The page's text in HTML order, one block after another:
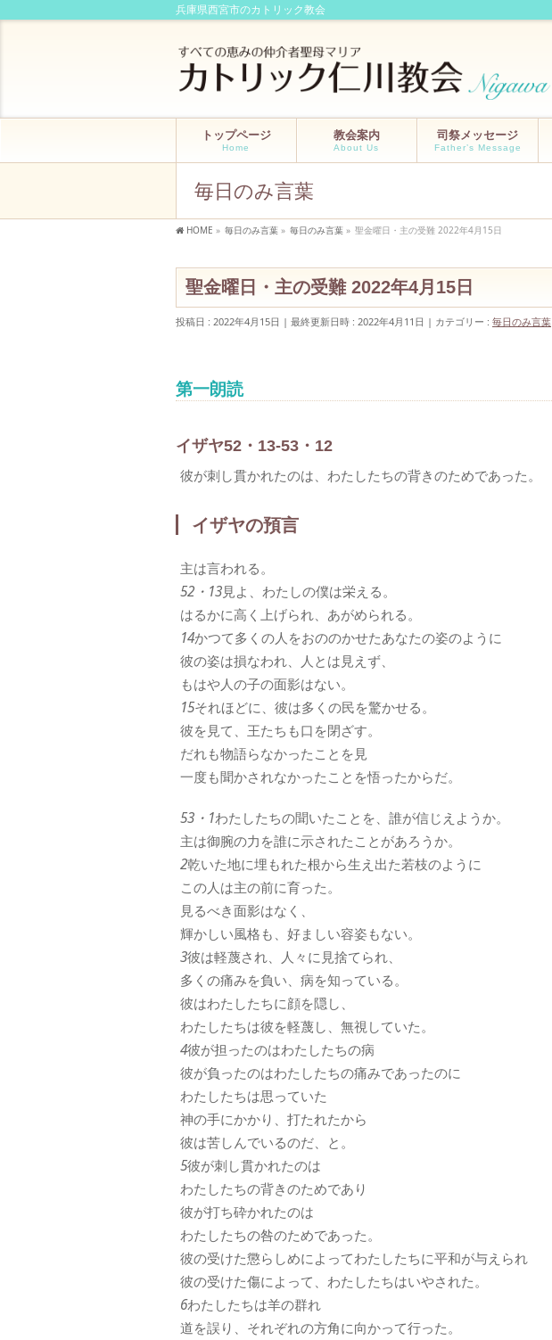
兵庫県西宮市のカトリック教会
トップページ
Home
教会案内
About Us
司祭メッセージ
Father’s Message
毎日のみ言葉
HOME » 毎日のみ言葉 » 毎日のみ言葉 » 聖金曜日・主の受難 2022年4月15日
聖金曜日・主の受難 2022年4月15日
投稿日 : 2022年4月15日 最終更新日時 : 2022年4月11日 カテゴリー : 毎日のみ言葉
第一朗読
イザヤ52・13-53・12
彼が刺し貫かれたのは、わたしたちの背きのためであった。
イザヤの預言
主は言われる。
52・13見よ、わたしの僕は栄える。
はるかに高く上げられ、あがめられる。
14かつて多くの人をおののかせたあなたの姿のように
彼の姿は損なわれ、人とは見えず、
もはや人の子の面影はない。
15それほどに、彼は多くの民を驚かせる。
彼を見て、王たちも口を閉ざす。
だれも物語らなかったことを見
一度も聞かされなかったことを悟ったからだ。
53・1わたしたちの聞いたことを、誰が信じえようか。
主は御腕の力を誰に示されたことがあろうか。
2乾いた地に埋もれた根から生え出た若枝のように
この人は主の前に育った。
見るべき面影はなく、
輝かしい風格も、好ましい容姿もない。
3彼は軽蔑され、人々に見捨てられ、
多くの痛みを負い、病を知っている。
彼はわたしたちに顔を隠し、
わたしたちは彼を軽蔑し、無視していた。
4彼が担ったのはわたしたちの病
彼が負ったのはわたしたちの痛みであったのに
わたしたちは思っていた
神の手にかかり、打たれたから
彼は苦しんでいるのだ、と。
5彼が刺し貫かれたのは
わたしたちの背きのためであり
彼が打ち砕かれたのは
わたしたちの咎のためであった。
彼の受けた懲らしめによってわたしたちに平和が与えられ
彼の受けた傷によって、わたしたちはいやされた。
6わたしたちは羊の群れ
道を誤り、それぞれの方角に向かって行った。